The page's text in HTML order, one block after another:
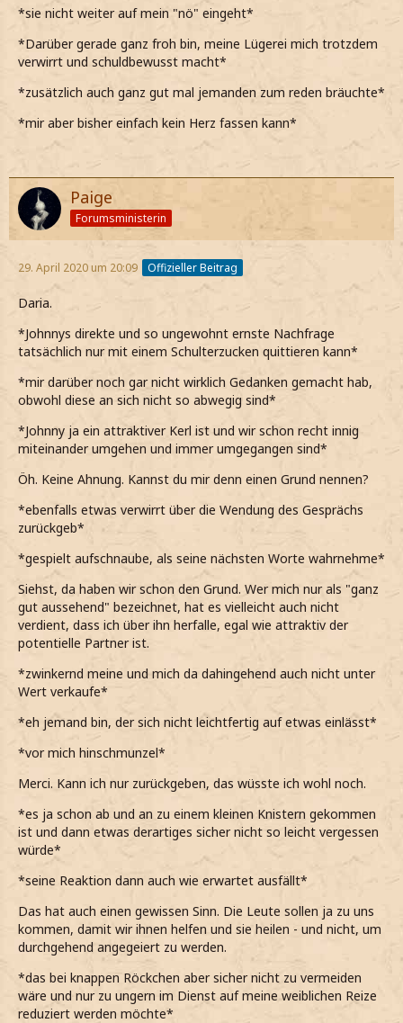
*sie nicht weiter auf mein "nö" eingeht*
*Darüber gerade ganz froh bin, meine Lügerei mich trotzdem
verwirrt und schuldbewusst macht*
*zusätzlich auch ganz gut mal jemanden zum reden bräuchte*
*mir aber bisher einfach kein Herz fassen kann*
Paige
Forumsministerin
29. April 2020 um 20:09 Offizieller Beitrag
Daria.
*Johnnys direkte und so ungewohnt ernste Nachfrage
tatsächlich nur mit einem Schulterzucken quittieren kann*
*mir darüber noch gar nicht wirklich Gedanken gemacht hab,
obwohl diese an sich nicht so abwegig sind*
*Johnny ja ein attraktiver Kerl ist und wir schon recht innig
miteinander umgehen und immer umgegangen sind*
Öh. Keine Ahnung. Kannst du mir denn einen Grund nennen?
*ebenfalls etwas verwirrt über die Wendung des Gesprächs
zurückgeb*
*gespielt aufschnaube, als seine nächsten Worte wahrnehme*
Siehst, da haben wir schon den Grund. Wer mich nur als "ganz
gut aussehend" bezeichnet, hat es vielleicht auch nicht
verdient, dass ich über ihn herfalle, egal wie attraktiv der
potentielle Partner ist.
*zwinkernd meine und mich da dahingehend auch nicht unter
Wert verkaufe*
*eh jemand bin, der sich nicht leichtfertig auf etwas einlässt*
*vor mich hinschmunzel*
Merci. Kann ich nur zurückgeben, das wüsste ich wohl noch.
*es ja schon ab und an zu einem kleinen Knistern gekommen
ist und dann etwas derartiges sicher nicht so leicht vergessen
würde*
*seine Reaktion dann auch wie erwartet ausfällt*
Das hat auch einen gewissen Sinn. Die Leute sollen ja zu uns
kommen, damit wir ihnen helfen und sie heilen - und nicht, um
durchgehend angegeiert zu werden.
*das bei knappen Röckchen aber sicher nicht zu vermeiden
wäre und nur zu ungern im Dienst auf meine weiblichen Reize
reduziert werden möchte*